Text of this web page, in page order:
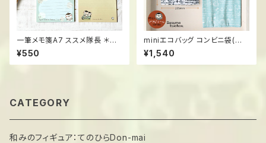
一筆メモ箋A7 ススメ隊長 ＊レ
トロ赤
¥550
miniエコバッグ コンビニ袋(小)
サイズ ススメ隊長 ＊陽気なアマ
ビエール
¥1,540
CATEGORY
和みのフィギュア：てのひらDon-mai